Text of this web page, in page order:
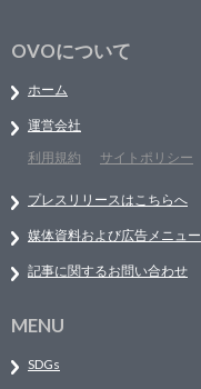
OVOについて
ホーム
運営会社
利用規約
サイトポリシー
プレスリリースはこちらへ
媒体資料および広告メニュー
記事に関するお問い合わせ
MENU
SDGs